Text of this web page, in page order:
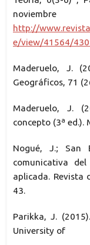
http://
e/view/41564/
Maderuelo, J.
Geográficos, 71
Maderuelo, J.
concepto (3ª ed.).
Nogué, J.; San
comunicativa
aplicada. Revista
43.
Parikka, J.
University of